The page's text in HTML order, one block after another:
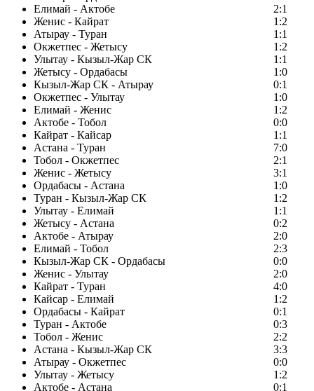
Елимай - Актобе
2:1
Женис - Кайрат
1:2
Атырау - Туран
1:1
Окжетпес - Жетысу
1:2
Улытау - Кызыл-Жар СК
1:1
Жетысу - Ордабасы
1:0
Кызыл-Жар СК - Атырау
0:1
Окжетпес - Улытау
1:0
Елимай - Женис
1:2
Актобе - Тобол
0:0
Кайрат - Кайсар
1:1
Астана - Туран
7:0
Тобол - Окжетпес
2:1
Женис - Жетысу
3:1
Ордабасы - Астана
1:0
Туран - Кызыл-Жар СК
1:2
Улытау - Елимай
1:1
Жетысу - Астана
0:2
Актобе - Атырау
2:0
Елимай - Тобол
2:3
Кызыл-Жар СК - Ордабасы
0:0
Женис - Улытау
2:0
Кайрат - Туран
4:0
Кайсар - Елимай
1:2
Ордабасы - Кайрат
0:1
Туран - Актобе
0:3
Тобол - Женис
2:2
Астана - Кызыл-Жар СК
3:3
Атырау - Окжетпес
0:0
Улытау - Жетысу
1:2
Актобе - Астана
0:1